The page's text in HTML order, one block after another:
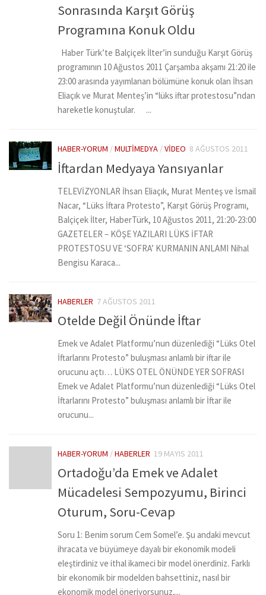
Sonrasında Karşıt Görüş
Programına Konuk Oldu
Haber Türk’te Balçiçek İlter’in sunduğu Karşıt Görüş
programının 10 Ağustos 2011 Çarşamba akşamı 21:20 ile
23:00 arasında yayımlanan bölümüne konuk olan İhsan
Eliaçık ve Murat Menteş’in “lüks iftar protestosu”ndan
hareketle konuştular. ...
HABER-YORUM /MULTIMEDYA /VIDEO 8 AĞUSTOS 2011
İftardan Medyaya Yansıyanlar
TELEVİZYONLAR İhsan Eliaçık, Murat Menteş ve İsmail
Nacar, “Lüks İftara Protesto”, Karşıt Görüş Programı,
Balçiçek İlter, HaberTürk, 10 Ağustos 2011, 21:20-23:00
GAZETELER – KÖŞE YAZILARI LÜKS İFTAR
PROTESTOSU VE ‘SOFRA’ KURMANIN ANLAMI Nihal
Bengisu Karaca...
HABERLER 7 AĞUSTOS 2011
Otelde Değil Önünde İftar
Emek ve Adalet Platformu’nun düzenlediği “Lüks Otel
İftarlarını Protesto” buluşması anlamlı bir iftar ile
orucunu açtı… LÜKS OTEL ÖNÜNDE YER SOFRASI
Emek ve Adalet Platformu’nun düzenlediği “Lüks Otel
İftarlarını Protesto” buluşması anlamlı bir İftar ile
orucunu...
HABER-YORUM /HABERLER 19 MAYIS 2011
Ortadoğu’da Emek ve Adalet
Mücadelesi Sempozyumu, Birinci
Oturum, Soru-Cevap
Soru 1: Benim sorum Cem Somel’e. Şu andaki mevcut
ihracata ve büyümeye dayalı bir ekonomik modeli
eleştirdiniz ve ithal ikameci bir model önerdiniz. Farklı
bir ekonomik bir modelden bahsettiniz, nasıl bir
ekonomik model öneriyorsunuz,...